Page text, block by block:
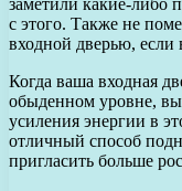
с этого. Также не
входной дверью, если
Когда ваша входная
обыденном уровне, вы
усиления энергии в
отличный способ
пригласить больше